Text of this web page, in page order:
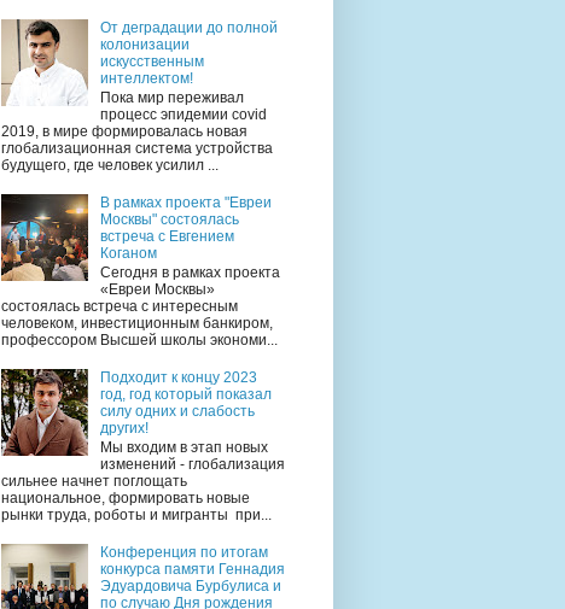
От деградации до полной
колонизации
искусственным
интеллектом!
Пока мир переживал
процесс эпидемии covid
2019, в мире формировалась новая
глобализационная система устройства
будущего, где человек усилил ...
В рамках проекта "Евреи
Москвы" состоялась
встреча с Евгением
Коганом
Сегодня в рамках проекта
«Евреи Москвы»
состоялась встреча с интересным
человеком, инвестиционным банкиром,
профессором Высшей школы экономи...
Подходит к концу 2023
год, год который показал
силу одних и слабость
других!
Мы входим в этап новых
изменений - глобализация
сильнее начнет поглощать
национальное, формировать новые
рынки труда, роботы и мигранты при...
Конференция по итогам
конкурса памяти Геннадия
Эдуардовича Бурбулиса и
по случаю Дня рождения